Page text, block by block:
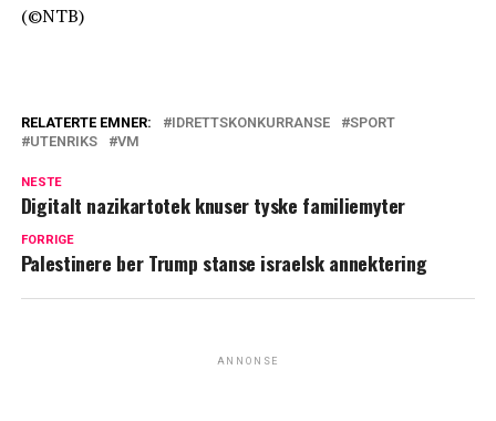
(©NTB)
RELATERTE EMNER: IDRETTSKONKURRANSE
SPORT
UTENRIKS
VM
NESTE
Digitalt nazikartotek knuser tyske familiemyter
FORRIGE
Palestinere ber Trump stanse israelsk annektering
ANNONSE